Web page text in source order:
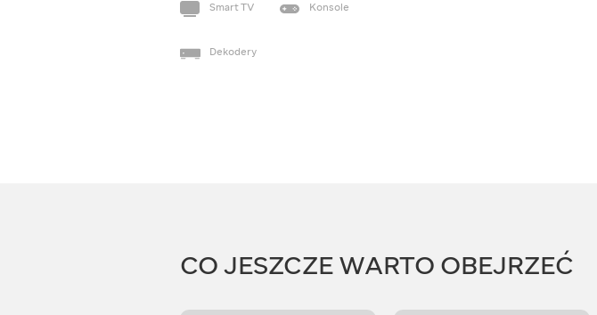
Smart TV Konsole
Dekodery
CO JESZCZE WARTO OBEJRZEĆ